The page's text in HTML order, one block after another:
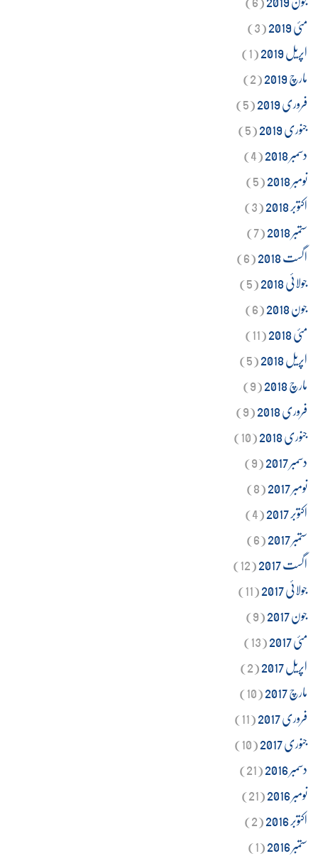
مئی 2019
(3)
اپریل 2019
(1)
مارچ 2019
(2)
فروری 2019
(5)
جنوری 2019
(5)
دسمبر 2018
(4)
نومبر 2018
(5)
اکتوبر 2018
(3)
ستمبر 2018
(7)
اگست 2018
(6)
جولائی 2018
(5)
جون 2018
(6)
مئی 2018
(11)
اپریل 2018
(5)
مارچ 2018
(9)
فروری 2018
(9)
جنوری 2018
(10)
دسمبر 2017
(9)
نومبر 2017
(8)
اکتوبر 2017
(4)
ستمبر 2017
(6)
اگست 2017
(12)
جولائی 2017
(11)
جون 2017
(9)
مئی 2017
(13)
اپریل 2017
(2)
مارچ 2017
(10)
فروری 2017
(11)
جنوری 2017
(10)
دسمبر 2016
(21)
نومبر 2016
(21)
اکتوبر 2016
(2)
ستمبر 2016
(1)